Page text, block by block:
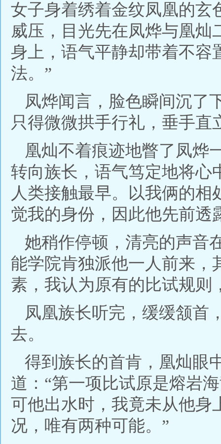
女子身着绣着金纹凤凰的玄
威压，目光先在凤烨与凰
身上，语气平静却带着不容
法。”
凤烨闻言，脸色瞬间沉了
只得微微拱手行礼，垂手
凰灿不着痕迹地瞥了凤烨
转向族长，语气笃定地将心
人类接触最早。以我俩的
觉我的身份，因此他先前透
她稍作停顿，清亮的声音
能学院肯独派他一人前来，
素，我认为原有的比试规则
凤凰族长听完，缓缓颔首
去。
得到族长的首肯，凰灿眼
道：“第一项比试原是熔岩
可他出水时，我竟未从他身
况，唯有两种可能。”